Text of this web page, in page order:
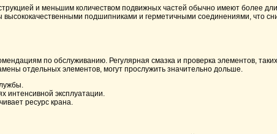
и меньшим количеством подвижных частей обычно имеют более
подшипниками и герметичными соединениями, что
по обслуживанию. Регулярная смазка и проверка элементов,
отдельных элементов, могут прослужить значительно дольше.
эксплуатации.
ресурс крана.